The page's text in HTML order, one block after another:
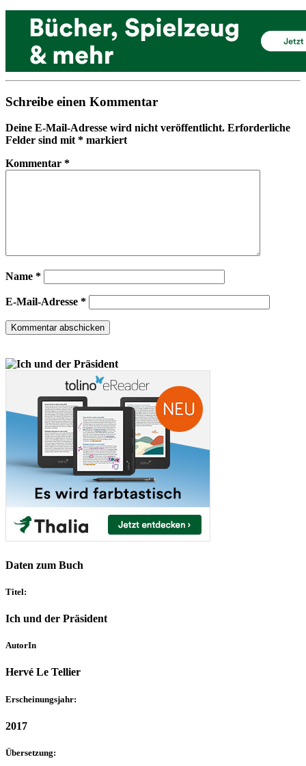
Schreibe einen Kommentar
Deine E-Mail-Adresse wird nicht veröffentlicht. Erforderliche
Felder sind mit* markiert
Kommentar *
Name *
E-Mail-Adresse *
Daten zum Buch
Titel:
Ich und der Präsident
AutorIn
Hervé Le Tellier
Erscheinungsjahr:
2017
Übersetzung: